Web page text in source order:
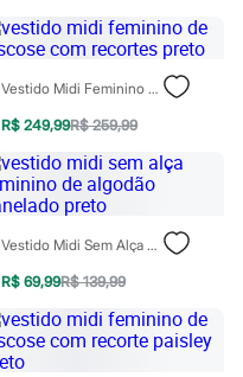
Vestido Midi Feminino De Viscose Com Recortes Preto
R$ 249,99R$ 259,99
Vestido Midi Sem Alça Feminino De Algodão Canelado Preto
R$ 69,99R$ 139,99